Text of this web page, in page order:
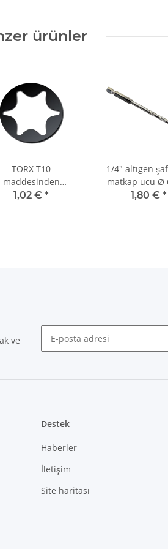
ürünler
TORX T10
maddesinden
vidalama
1,02 € *
1/4" altıgen
matkap ucu Ø
1,80 € *
ve
Destek
Haberler
İletişim
Site haritası